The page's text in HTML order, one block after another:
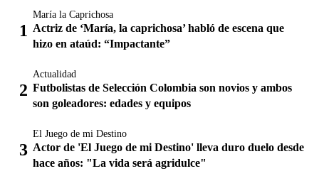
María la Caprichosa
Actriz de ‘María, la caprichosa’ habló de escena que
hizo en ataúd: “Impactante”
Actualidad
Futbolistas de Selección Colombia son novios y ambos
son goleadores: edades y equipos
El Juego de mi Destino
Actor de 'El Juego de mi Destino' lleva duro duelo desde
hace años: "La vida será agridulce"